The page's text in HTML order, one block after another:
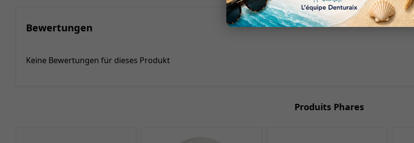
Bewertungen
Keine Bewertungen für dieses Produkt
Produits Phares